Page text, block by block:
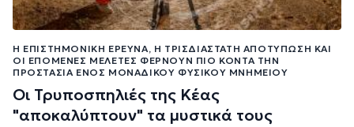
Η ΕΠΙΣΤΗΜΟΝΙΚΉ ΈΡΕΥΝΑ, Η ΤΡΙΣΔΙΆΣΤΑΤΗ ΑΠΟΤΎΠΩΣΗ ΚΑΙ
ΟΙ ΕΠΌΜΕΝΕΣ ΜΕΛΈΤΕΣ ΦΈΡΝΟΥΝ ΠΙΟ ΚΟΝΤΆ ΤΗΝ
ΠΡΟΣΤΑΣΊΑ ΕΝΌΣ ΜΟΝΑΔΙΚΟΎ ΦΥΣΙΚΟΎ ΜΝΗΜΕΊΟΥ
Οι Τρυποσπηλιές της Κέας
"αποκαλύπτουν" τα μυστικά τους